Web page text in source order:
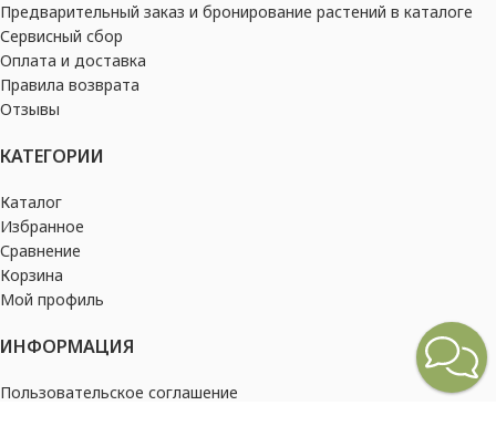
Предварительный заказ и бронирование растений в каталоге
Сервисный сбор
Оплата и доставка
Правила возврата
Отзывы
КАТЕГОРИИ
Каталог
Избранное
Сравнение
Корзина
Мой профиль
ИНФОРМАЦИЯ
Пользовательское соглашение